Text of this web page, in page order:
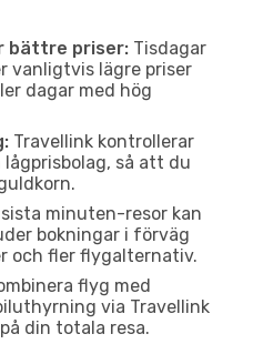
bättre priser: Tisdagar
vanligtvis lägre priser
dagar med hög
Travellink kontrollerar
så att du
minuten-resor kan
bokningar i förväg
och fler flygalternativ.
flyg med
via Travellink
din totala resa.